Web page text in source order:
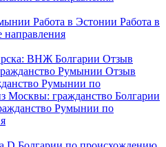
Работа в Эстонии Работа в
направления
ВНЖ Болгарии Отзыв
Румынии Отзыв
Румынии по
Москвы: гражданство Болгарии
Румынии по